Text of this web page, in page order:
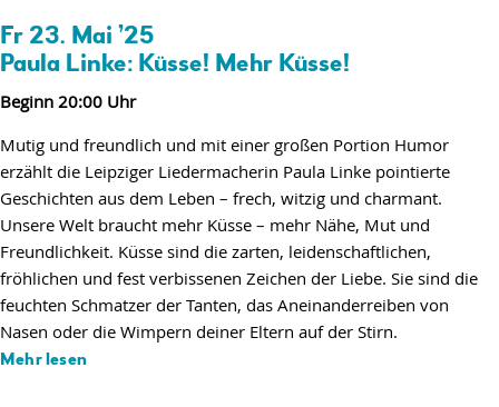
Fr 23. Mai ’25
Paula Linke: Küsse! Mehr Küsse!
Beginn 20:00 Uhr
Mutig und freundlich und mit einer großen Portion Humor
erzählt die Leipziger Liedermacherin Paula Linke pointierte
Geschichten aus dem Leben – frech, witzig und charmant.
Unsere Welt braucht mehr Küsse – mehr Nähe, Mut und
Freundlichkeit. Küsse sind die zarten, leidenschaftlichen,
fröhlichen und fest verbissenen Zeichen der Liebe. Sie sind die
feuchten Schmatzer der Tanten, das Aneinanderreiben von
Nasen oder die Wimpern deiner Eltern auf der Stirn.
Mehr lesen